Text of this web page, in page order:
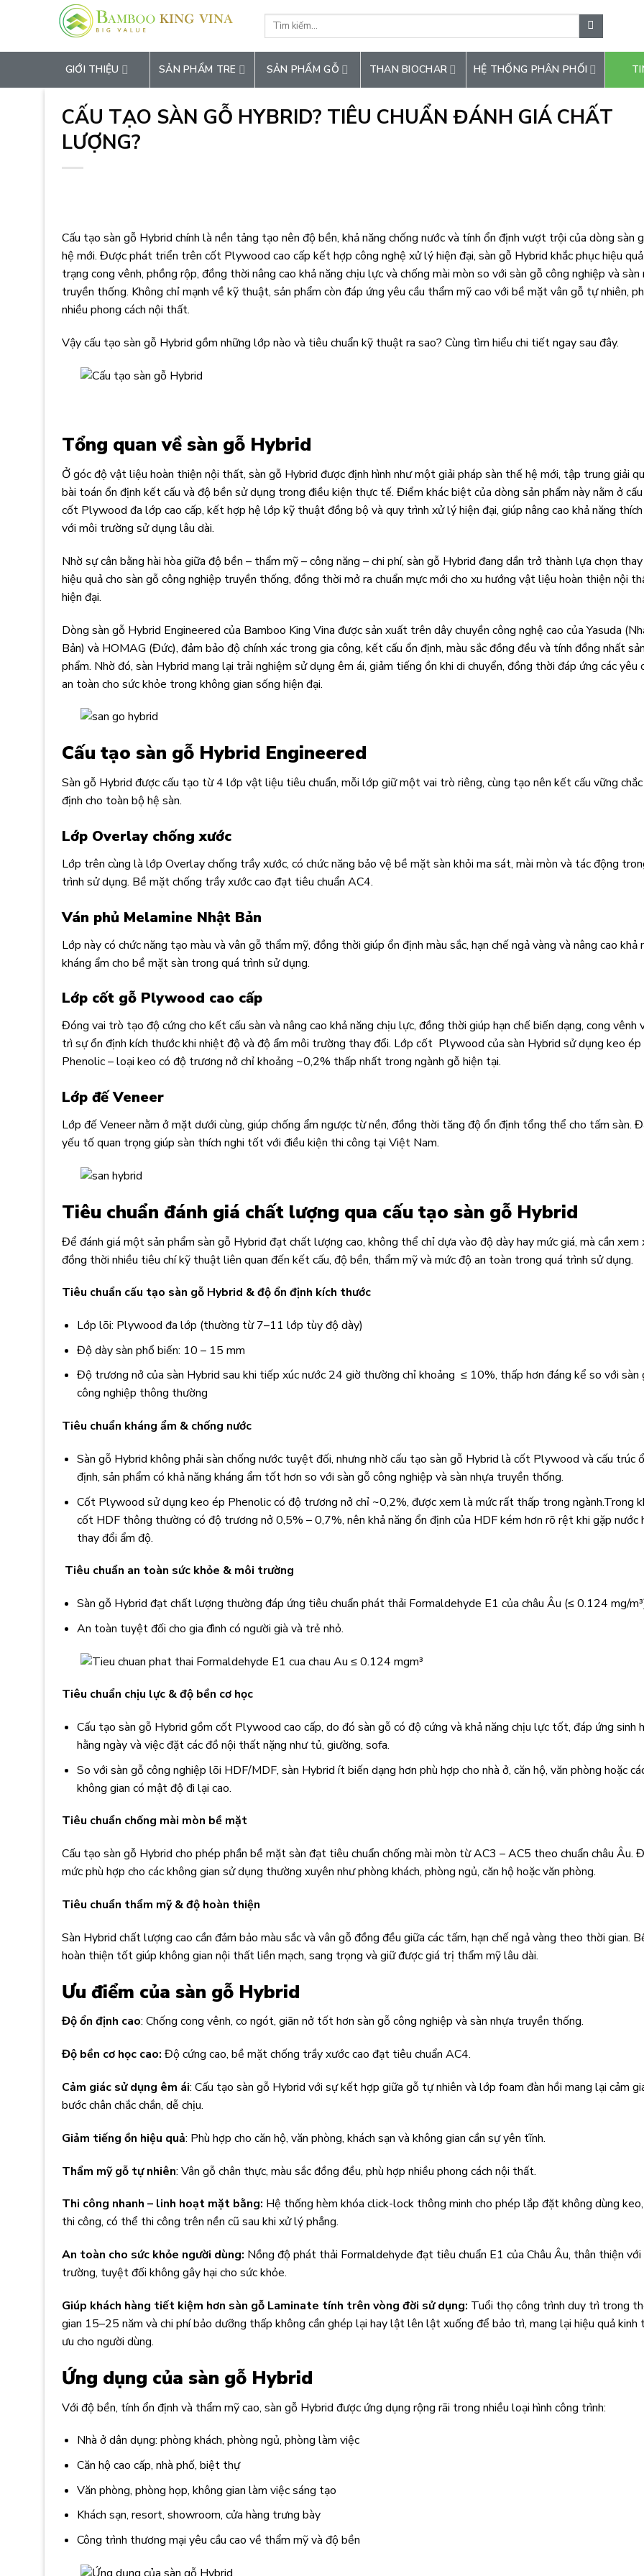
Tìm
GIỚI THIỆU SẢN PHẨM TRE SẢN PHẨM GỖ THAN BIOCHAR HỆ THỐNG PHÂN PHỐI
CẤU TẠO SÀN GỖ HYBRID? TIÊU CHUẨN ĐÁNH GIÁ CHẤT
LƯỢNG?
Cấu tạo sàn gỗ Hybrid chính là nền tảng tạo nên độ bền, khả năng chống nước và tính ổn định vượt trội của dòng sàn
hệ mới. Được phát triển trên cốt Plywood cao cấp kết hợp công nghệ xử lý hiện đại, sàn gỗ Hybrid khắc phục hiệu
trạng cong vênh, phồng rộp, đồng thời nâng cao khả năng chịu lực và chống mài mòn so với sàn gỗ công nghiệp và sàn
truyền thống. Không chỉ mạnh về kỹ thuật, sản phẩm còn đáp ứng yêu cầu thẩm mỹ cao với bề mặt vân gỗ tự nhiên,
nhiều phong cách nội thất.
Vậy cấu tạo sàn gỗ Hybrid gồm những lớp nào và tiêu chuẩn kỹ thuật ra sao? Cùng tìm hiểu chi tiết ngay sau đây.
Tổng quan về sàn gỗ Hybrid
Ở góc độ vật liệu hoàn thiện nội thất, sàn gỗ Hybrid được định hình như một giải pháp sàn thế hệ mới, tập trung giải
bài toán ổn định kết cấu và độ bền sử dụng trong điều kiện thực tế. Điểm khác biệt của dòng sản phẩm này nằm ở
cốt Plywood đa lớp cao cấp, kết hợp hệ lớp kỹ thuật đồng bộ và quy trình xử lý hiện đại, giúp nâng cao khả năng thích
với môi trường sử dụng lâu dài.
Nhờ sự cân bằng hài hòa giữa độ bền – thẩm mỹ – công năng – chi phí, sàn gỗ Hybrid đang dần trở thành lựa chọn
hiệu quả cho sàn gỗ công nghiệp truyền thống, đồng thời mở ra chuẩn mực mới cho xu hướng vật liệu hoàn thiện nội
hiện đại.
Dòng sàn gỗ Hybrid Engineered của Bamboo King Vina được sản xuất trên dây chuyền công nghệ cao của Yasuda
Bản) và HOMAG (Đức), đảm bảo độ chính xác trong gia công, kết cấu ổn định, màu sắc đồng đều và tính đồng nhất sản
phẩm. Nhờ đó, sàn Hybrid mang lại trải nghiệm sử dụng êm ái, giảm tiếng ồn khi di chuyển, đồng thời đáp ứng các yêu
an toàn cho sức khỏe trong không gian sống hiện đại.
Cấu tạo sàn gỗ Hybrid Engineered
Sàn gỗ Hybrid được cấu tạo từ 4 lớp vật liệu tiêu chuẩn, mỗi lớp giữ một vai trò riêng, cùng tạo nên kết cấu vững
định cho toàn bộ hệ sàn.
Lớp Overlay chống xước
Lớp trên cùng là lớp Overlay chống trầy xước, có chức năng bảo vệ bề mặt sàn khỏi ma sát, mài mòn và tác động
trình sử dụng. Bề mặt chống trầy xước cao đạt tiêu chuẩn AC4.
Ván phủ Melamine Nhật Bản
Lớp này có chức năng tạo màu và vân gỗ thẩm mỹ, đồng thời giúp ổn định màu sắc, hạn chế ngả vàng và nâng cao khả
kháng ẩm cho bề mặt sàn trong quá trình sử dụng.
Lớp cốt gỗ Plywood cao cấp
Đóng vai trò tạo độ cứng cho kết cấu sàn và nâng cao khả năng chịu lực, đồng thời giúp hạn chế biến dạng, cong vênh
trì sự ổn định kích thước khi nhiệt độ và độ ẩm môi trường thay đổi. Lớp cốt Plywood của sàn Hybrid sử dụng keo ép
Phenolic – loại keo có độ trương nở chỉ khoảng ~0,2% thấp nhất trong ngành gỗ hiện tại.
Lớp đế Veneer
Lớp đế Veneer nằm ở mặt dưới cùng, giúp chống ẩm ngược từ nền, đồng thời tăng độ ổn định tổng thể cho tấm sàn.
yếu tố quan trọng giúp sàn thích nghi tốt với điều kiện thi công tại Việt Nam.
Tiêu chuẩn đánh giá chất lượng qua cấu tạo sàn gỗ Hybrid
Để đánh giá một sản phẩm sàn gỗ Hybrid đạt chất lượng cao, không thể chỉ dựa vào độ dày hay mức giá, mà cần
đồng thời nhiều tiêu chí kỹ thuật liên quan đến kết cấu, độ bền, thẩm mỹ và mức độ an toàn trong quá trình sử dụng.
Tiêu chuẩn cấu tạo sàn gỗ Hybrid & độ ổn định kích thước
Lớp lõi: Plywood đa lớp (thường từ 7–11 lớp tùy độ dày)
Độ dày sàn phổ biến: 10 – 15 mm
Độ trương nở của sàn Hybrid sau khi tiếp xúc nước 24 giờ thường chỉ khoảng ≤ 10%, thấp hơn đáng kể so với sàn
công nghiệp thông thường
Tiêu chuẩn kháng ẩm & chống nước
Sàn gỗ Hybrid không phải sàn chống nước tuyệt đối, nhưng nhờ cấu tạo sàn gỗ Hybrid là cốt Plywood và cấu trúc
định, sản phẩm có khả năng kháng ẩm tốt hơn so với sàn gỗ công nghiệp và sàn nhựa truyền thống.
Cốt Plywood sử dụng keo ép Phenolic có độ trương nở chỉ ~0,2%, được xem là mức rất thấp trong ngành.Trong
cốt HDF thông thường có độ trương nở 0,5% – 0,7%, nên khả năng ổn định của HDF kém hơn rõ rệt khi gặp nước
thay đổi ẩm độ.
Tiêu chuẩn an toàn sức khỏe & môi trường
Sàn gỗ Hybrid đạt chất lượng thường đáp ứng tiêu chuẩn phát thải Formaldehyde E1 của châu Âu (≤ 0.124 mg/
An toàn tuyệt đối cho gia đình có người già và trẻ nhỏ.
Tiêu chuẩn chịu lực & độ bền cơ học
Cấu tạo sàn gỗ Hybrid gồm cốt Plywood cao cấp, do đó sàn gỗ có độ cứng và khả năng chịu lực tốt, đáp ứng sinh
hằng ngày và việc đặt các đồ nội thất nặng như tủ, giường, sofa.
So với sàn gỗ công nghiệp lõi HDF/MDF, sàn Hybrid ít biến dạng hơn phù hợp cho nhà ở, căn hộ, văn phòng hoặc
không gian có mật độ đi lại cao.
Tiêu chuẩn chống mài mòn bề mặt
Cấu tạo sàn gỗ Hybrid cho phép phần bề mặt sàn đạt tiêu chuẩn chống mài mòn từ AC3 – AC5 theo chuẩn châu Âu.
mức phù hợp cho các không gian sử dụng thường xuyên như phòng khách, phòng ngủ, căn hộ hoặc văn phòng.
Tiêu chuẩn thẩm mỹ & độ hoàn thiện
Sàn Hybrid chất lượng cao cần đảm bảo màu sắc và vân gỗ đồng đều giữa các tấm, hạn chế ngả vàng theo thời gian.
hoàn thiện tốt giúp không gian nội thất liền mạch, sang trọng và giữ được giá trị thẩm mỹ lâu dài.
Ưu điểm của sàn gỗ Hybrid
Độ ổn định cao: Chống cong vênh, co ngót, giãn nở tốt hơn sàn gỗ công nghiệp và sàn nhựa truyền thống.
Độ bền cơ học cao: Độ cứng cao, bề mặt chống trầy xước cao đạt tiêu chuẩn AC4.
Cảm giác sử dụng êm ái: Cấu tạo sàn gỗ Hybrid với sự kết hợp giữa gỗ tự nhiên và lớp foam đàn hồi mang lại cảm
bước chân chắc chắn, dễ chịu.
Giảm tiếng ồn hiệu quả: Phù hợp cho căn hộ, văn phòng, khách sạn và không gian cần sự yên tĩnh.
Thẩm mỹ gỗ tự nhiên: Vân gỗ chân thực, màu sắc đồng đều, phù hợp nhiều phong cách nội thất.
Thi công nhanh – linh hoạt mặt bằng: Hệ thống hèm khóa click-lock thông minh cho phép lắp đặt không dùng
thi công, có thể thi công trên nền cũ sau khi xử lý phẳng.
An toàn cho sức khỏe người dùng: Nồng độ phát thải Formaldehyde đạt tiêu chuẩn E1 của Châu Âu, thân thiện với
trường, tuyệt đối không gây hại cho sức khỏe.
Giúp khách hàng tiết kiệm hơn sàn gỗ Laminate tính trên vòng đời sử dụng: Tuổi thọ công trình duy trì trong
gian 15–25 năm và chi phí bảo dưỡng thấp không cần ghép lại hay lật lên lật xuống để bảo trì, mang lại hiệu quả kinh
ưu cho người dùng.
Ứng dụng của sàn gỗ Hybrid
Với độ bền, tính ổn định và thẩm mỹ cao, sàn gỗ Hybrid được ứng dụng rộng rãi trong nhiều loại hình công trình:
Nhà ở dân dụng: phòng khách, phòng ngủ, phòng làm việc
Căn hộ cao cấp, nhà phố, biệt thự
Văn phòng, phòng họp, không gian làm việc sáng tạo
Khách sạn, resort, showroom, cửa hàng trưng bày
Công trình thương mại yêu cầu cao về thẩm mỹ và độ bền